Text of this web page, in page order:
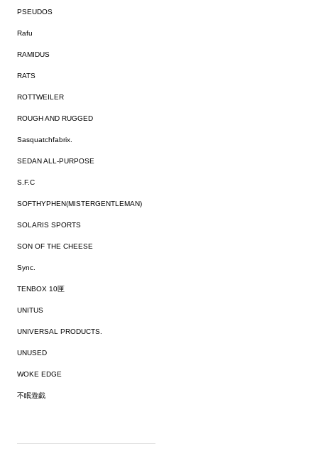
PSEUDOS
Rafu
RAMIDUS
RATS
ROTTWEILER
ROUGH AND RUGGED
Sasquatchfabrix.
SEDAN ALL-PURPOSE
S.F.C
SOFTHYPHEN(MISTERGENTLEMAN)
SOLARIS SPORTS
SON OF THE CHEESE
Sync.
TENBOX 10匣
UNITUS
UNIVERSAL PRODUCTS.
UNUSED
WOKE EDGE
不眠遊戯